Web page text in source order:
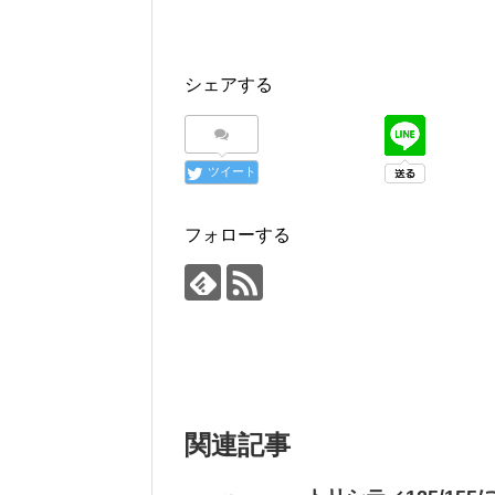
シェアする
ツイート
フォローする
関連記事